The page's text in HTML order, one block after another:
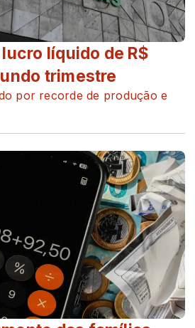
líquido de R$
trimestre
por recorde de produção e